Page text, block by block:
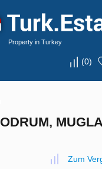
Property in Turkey
(0)
Zum